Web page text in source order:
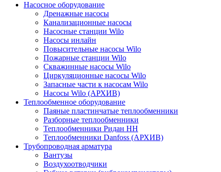
Насосное оборудование
Дренажные насосы
Канализационные насосы
Насосные станции Wilo
Насосы инлайн
Повысительные насосы Wilo
Пожарные станции Wilo
Скважинные насосы Wilo
Циркуляционные насосы Wilo
Запасные части к насосам Wilo
Насосы Wilo (АРХИВ)
Теплообменное оборудование
Паяные пластинчатые теплообменники
Разборные теплообменники
Теплообменники Ридан НН
Теплообменники Danfoss (АРХИВ)
Трубопроводная арматура
Вантузы
Воздухоотводчики